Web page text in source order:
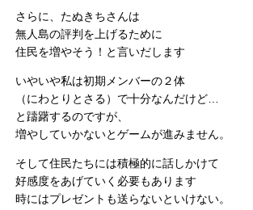
さらに、たぬきちさんは
無人島の評判を上げるために
住民を増やそう！と言いだします
いやいや私は初期メンバーの２体
（にわとりとさる）で十分なんだけど…
と躊躇するのですが、
増やしていかないとゲームが進みません。
そして住民たちには積極的に話しかけて
好感度をあげていく必要もあります
時にはプレゼントも送らないといけない。